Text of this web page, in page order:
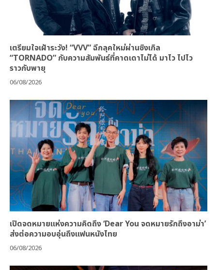
เตรียมใจเฝ้าระวัง! “VVV” ฉีกลุคใหม่ผ่านซิงเกิล
“TORNADO” กับความสัมพันธ์ที่คาดเดาไม่ได้ มาไว ไปไว
ราวกับพายุ
06/08/2026
เปิดจดหมายแห่งความคิดถึง ‘Dear You จดหมายรักถึงอาม่า’
ส่งต่อความอบอุ่นถึงแฟนหนังไทย
06/08/2026